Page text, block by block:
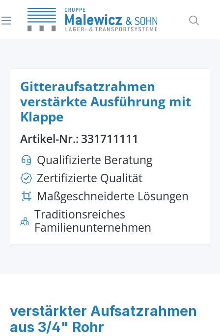
springen
Gitteraufsatzrahmen
verstärkte Ausführung mit
Klappe
Artikel-Nr.: 331711111
Qualifizierte Beratung
Zertifizierte Qualität
Maßgeschneiderte Lösungen
Traditionsreiches
Familienunternehmen
verstärkter Aufsatzrahmen
aus 3/4" Rohr